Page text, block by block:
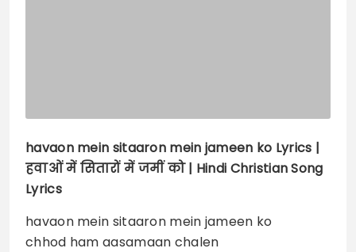
havaon mein sitaaron mein jameen ko Lyrics |
हवाओं में सितारों में जमीं को | Hindi Christian Song
Lyrics
havaon mein sitaaron mein jameen ko
chhod ham aasamaan chalen